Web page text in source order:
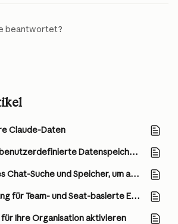
beantwortet?
Claude-Daten
Konfigurieren Sie benutzerdefinierte Datenspeicherungskontrollen für Enterprise-Pläne
Nutzen Sie Claudes Chat-Suche und Speicher, um auf vorherigen Kontext aufzubauen
Zusätzliche Nutzung für Team- und Seat-basierte Enterprise-Pläne verwalten
Ihre Organisation aktivieren